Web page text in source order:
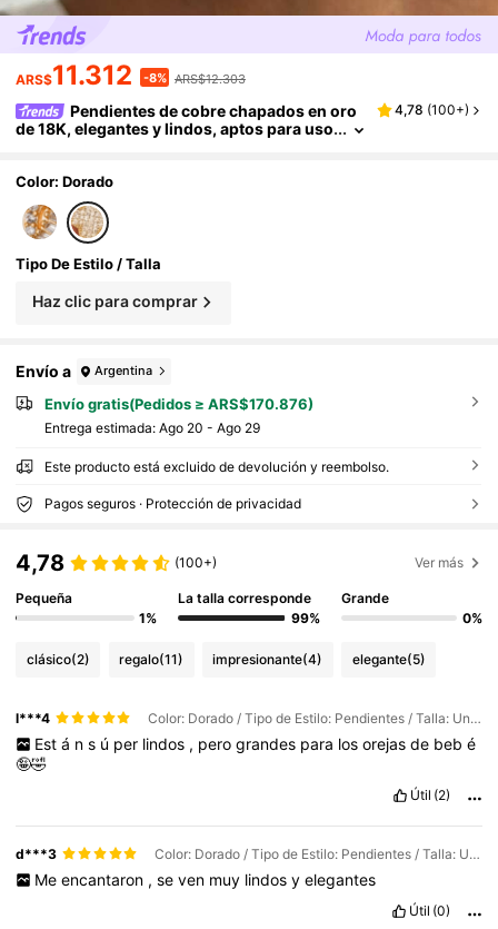
ARS$11.312 -8% ARS$12.303
Pendientes de cobre chapados en oro
de 18K, elegantes y lindos, aptos para uso
4,78 (100+)
Color: Dorado
Tipo De Estilo / Talla
Haz clic para comprar
Envío a Argentina
Envío gratis(Pedidos ≥ ARS$170.876)
Entrega estimada: Ago 20 - Ago 29
Este producto está excluido de devolución y reembolso.
Pagos seguros · Protección de privacidad
4,78 (100+) Ver más
Pequeña
1%
La talla corresponde
99%
Grande
0%
clásico(2) regalo(11) impresionante(4) elegante(5)
l***4 Color: Dorado / Tipo de Estilo: Pendientes / Talla: Unitalla
Est á n s ú per lindos , pero grandes para los orejas de beb é
🤪🤣
Útil (2)
d***3 Color: Dorado / Tipo de Estilo: Pendientes / Talla: Unitalla
Me encantaron , se ven muy lindos y elegantes
Útil (0)